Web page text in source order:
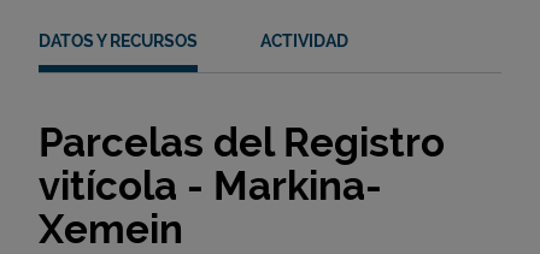
DATOS Y RECURSOS ACTIVIDAD
Parcelas del Registro
vitícola - Markina-
Xemein